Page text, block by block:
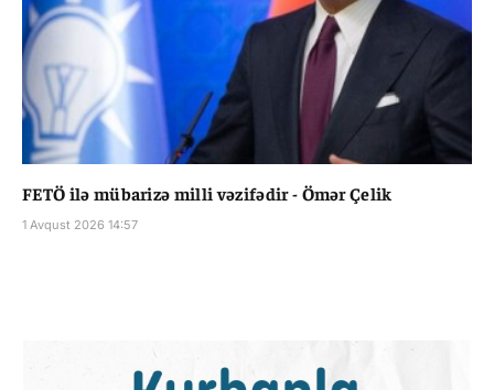
FETÖ ilə mübarizə milli vəzifədir - Ömər Çelik
1 Avqust 2026 14:57